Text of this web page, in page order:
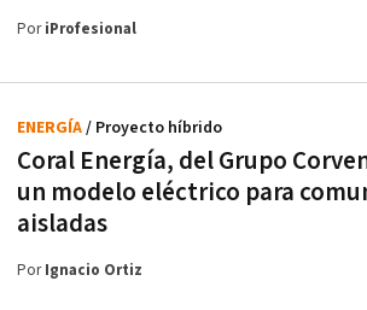
PoriProfesional
Coral Energía, del Grupo
un modelo eléctrico para
aisladas
ENERGÍA/ Proyecto híbrido
PorIgnacio Ortiz